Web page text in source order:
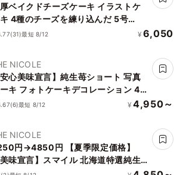
ベイクドチーズケーキ イラストケ
4種のチーズを練り込んだ 5号
ギフトに最適
(31)最短 8/12 ¥ 6,050
NICOLE
安心美味宣言】純生苺ショート 写真
キ フォトケーキデコレーション 4
12cm 【オプション選択でオリジナ
(6)最短 8/12 ¥ 4,950～
NICOLE
円→4850円 【夏季限定価格】
美味宣言】スマイル 北海道特選純生
ョート ケーキ 4号 1２cm ＊当日配